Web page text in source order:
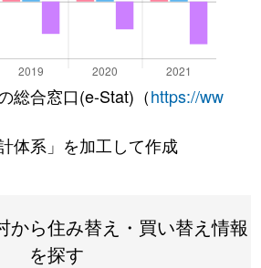
総合窓口(e-Stat)（https://ww
体系」を加工して作成
から住み替え・買い替え情報
を探す